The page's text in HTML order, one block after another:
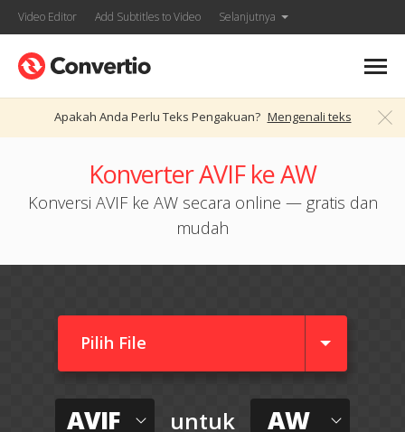
Video Editor Add Subtitles to Video Selanjutnya
Apakah Anda Perlu Teks Pengakuan? Mengenali teks
Konverter AVIF ke AW
Konversi AVIF ke AW secara online — gratis dan
mudah
Pilih File
AVIF untuk AW